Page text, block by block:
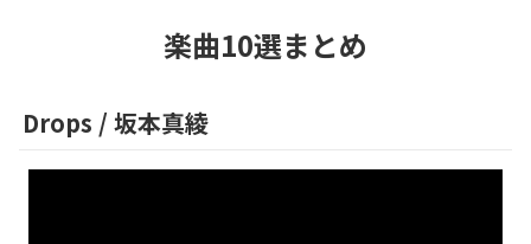
楽曲10選まとめ
Drops /坂本真綾